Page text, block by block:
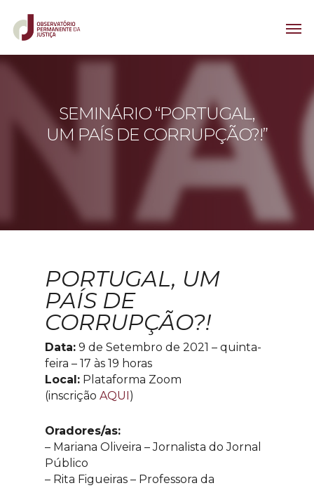
SEMINÁRIO “PORTUGAL,
UM PAÍS DE CORRUPÇÃO?!”
PORTUGAL, UM
PAÍS DE
CORRUPÇÃO?!
Data: 9 de Setembro de 2021 – quinta-
feira – 17 às 19 horas
Local: Plataforma Zoom
(inscrição AQUI)
Oradores/as:
– Mariana Oliveira – Jornalista do Jornal
Público
– Rita Figueiras – Professora da